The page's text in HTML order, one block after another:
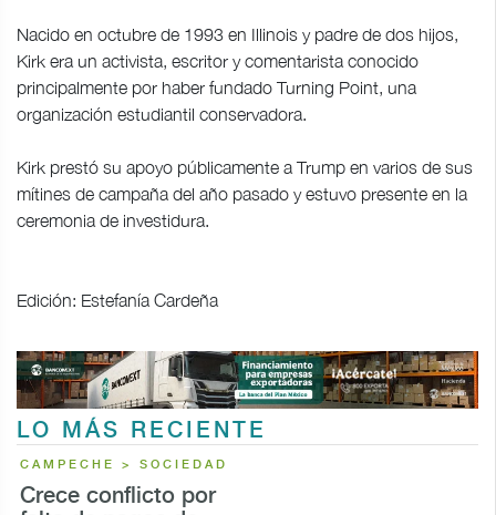
Nacido en octubre de 1993 en Illinois y padre de dos hijos,
Kirk era un activista, escritor y comentarista conocido
principalmente por haber fundado Turning Point, una
organización estudiantil conservadora.
Kirk prestó su apoyo públicamente a Trump en varios de sus
mítines de campaña del año pasado y estuvo presente en la
ceremonia de investidura.
Edición: Estefanía Cardeña
LO MÁS RECIENTE
CAMPECHE > SOCIEDAD
Crece conflicto por